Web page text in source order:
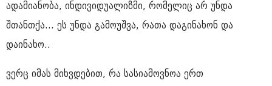
ადამიანობა, ინდივიდუალიზმი, რომელიც არ უნდა
შთანთქა... ეს უნდა გამოუშვა, რათა დაგინახონ და
დაინახო..
ვერც იმას მიხვდებით, რა სასიამოვნოა ერთ